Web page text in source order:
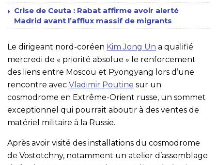
Crise de Ceuta : Rabat affirme avoir alerté
Madrid avant l’afflux massif de migrants
Le dirigeant nord-coréen Kim Jong Un a qualifié
mercredi de « priorité absolue » le renforcement
des liens entre Moscou et Pyongyang lors d’une
rencontre avec Vladimir Poutine sur un
cosmodrome en Extrême-Orient russe, un sommet
exceptionnel qui pourrait aboutir à des ventes de
matériel militaire à la Russie.
Après avoir visité des installations du cosmodrome
de Vostotchny, notamment un atelier d’assemblage